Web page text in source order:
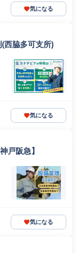
気になる
西脇多可支所)
気になる
戸阪急】
気になる